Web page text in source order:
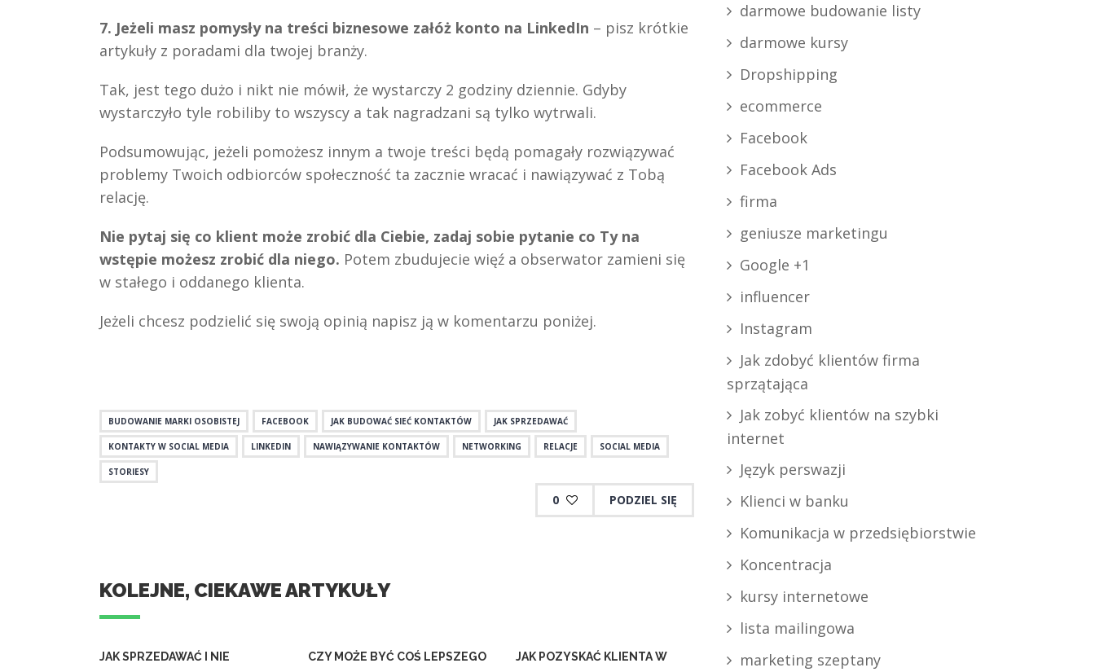
7. Jeżeli masz pomysły na treści biznesowe załóż konto na LinkedIn – pisz krótkie
artykuły z poradami dla twojej branży.
Tak, jest tego dużo i nikt nie mówił, że wystarczy 2 godziny dziennie. Gdyby
wystarczyło tyle robiliby to wszyscy a tak nagradzani są tylko wytrwali.
Podsumowując, jeżeli pomożesz innym a twoje treści będą pomagały rozwiązywać
problemy Twoich odbiorców społeczność ta zacznie wracać i nawiązywać z Tobą
relację.
Nie pytaj się co klient może zrobić dla Ciebie, zadaj sobie pytanie co Ty na
wstępie możesz zrobić dla niego. Potem zbudujecie więź a obserwator zamieni się
w stałego i oddanego klienta.
Jeżeli chcesz podzielić się swoją opinią napisz ją w komentarzu poniżej.
BUDOWANIE MARKI OSOBISTEJ FACEBOOK JAK BUDOWAĆ SIEĆ KONTAKTÓW JAK SPRZEDAWAĆ
KONTAKTY W SOCIAL MEDIA LINKEDIN NAWIĄZYWANIE KONTAKTÓW NETWORKING RELACJE SOCIAL MEDIA
STORIESY
0 PODZIEL SIĘ
KOLEJNE, CIEKAWE ARTYKUŁY
JAK SPRZEDAWAĆ I NIE CZY MOŻE BYĆ COŚ LEPSZEGO JAK POZYSKAĆ KLIENTA W
darmowe budowanie listy
darmowe kursy
Dropshipping
ecommerce
Facebook
Facebook Ads
firma
geniusze marketingu
Google +1
influencer
Instagram
Jak zdobyć klientów firma
sprzątająca
Jak zobyć klientów na szybki
internet
Język perswazji
Klienci w banku
Komunikacja w przedsiębiorstwie
Koncentracja
kursy internetowe
lista mailingowa
marketing szeptany